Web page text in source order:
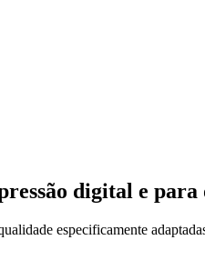
digital e para
especificamente